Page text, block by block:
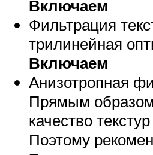
Включаем
Фильтрация
трилинейная
Включаем
Анизотропная
Прямым
качество
Поэтому